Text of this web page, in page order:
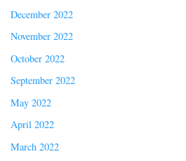
December 2022
November 2022
October 2022
September 2022
May 2022
April 2022
March 2022